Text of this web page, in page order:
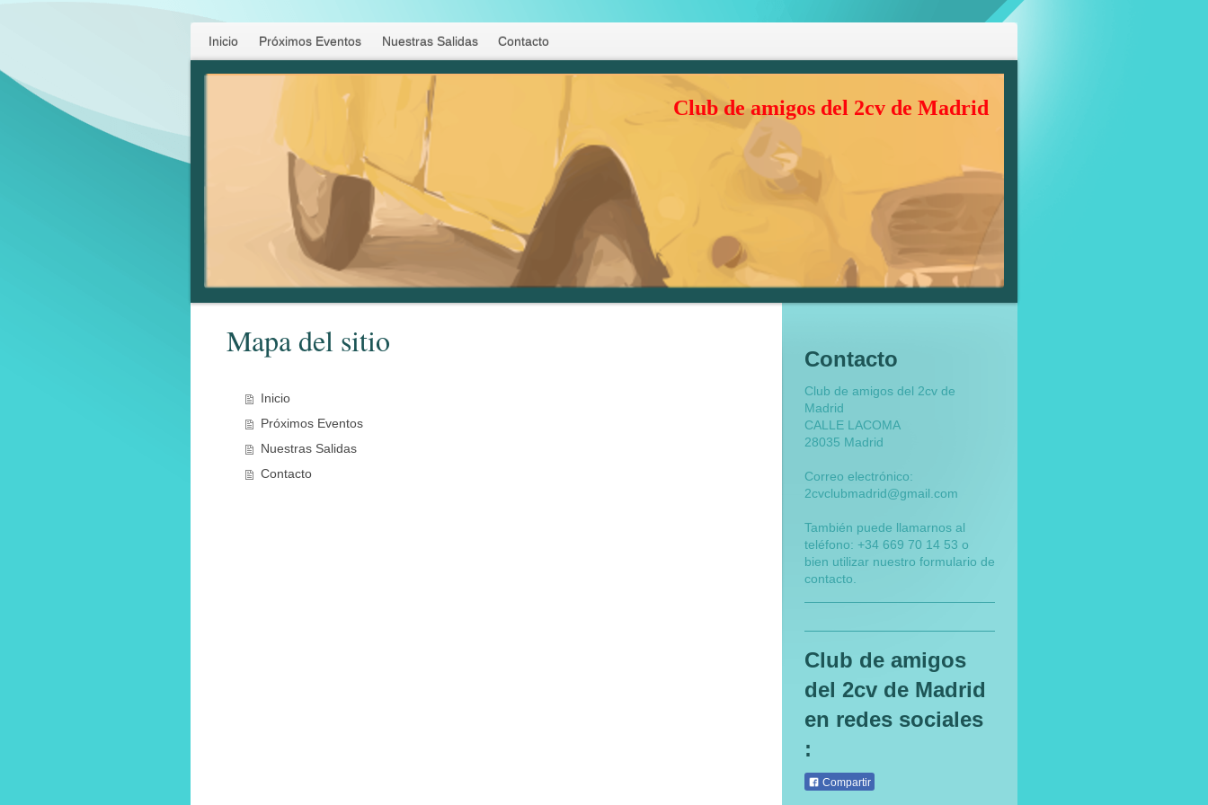
Inicio Próximos Eventos Nuestras Salidas Contacto
Club de amigos del 2cv de Madrid
Mapa del sitio
Inicio
Próximos Eventos
Nuestras Salidas
Contacto
Contacto
Club de amigos del 2cv de
Madrid
CALLE LACOMA
28035 Madrid
Correo electrónico:
2cvclubmadrid@gmail.com
También puede llamarnos al
teléfono: +34 669 70 14 53 o
bien utilizar nuestro formulario de
contacto.
Club de amigos
del 2cv de Madrid
en redes sociales
:
Compartir